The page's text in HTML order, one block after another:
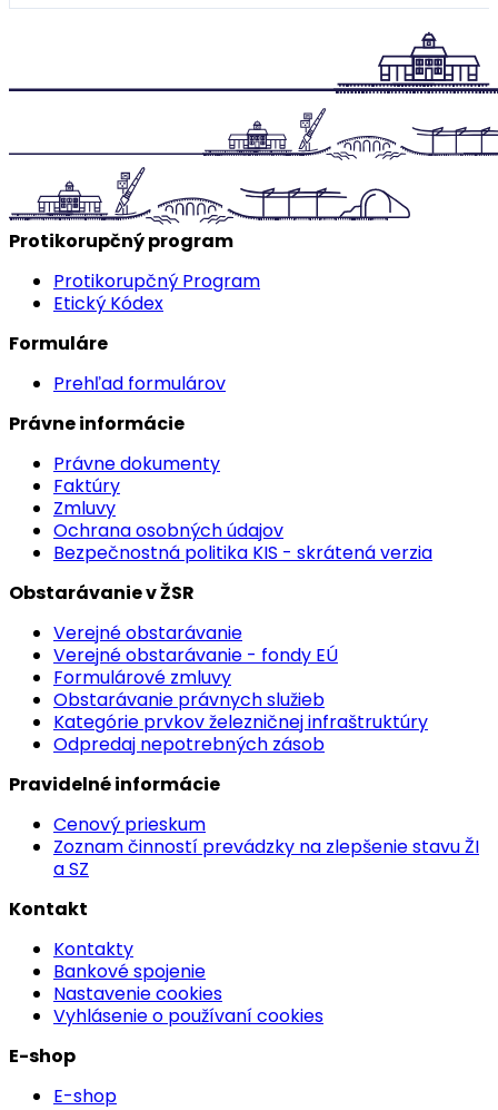
Protikorupčný program
Protikorupčný Program
Etický Kódex
Formuláre
Prehľad formulárov
Právne informácie
Právne dokumenty
Faktúry
Zmluvy
Ochrana osobných údajov
Bezpečnostná politika KIS - skrátená verzia
Obstarávanie v ŽSR
Verejné obstarávanie
Verejné obstarávanie - fondy EÚ
Formulárové zmluvy
Obstarávanie právnych služieb
Kategórie prvkov železničnej infraštruktúry
Odpredaj nepotrebných zásob
Pravidelné informácie
Cenový prieskum
Zoznam činností prevádzky na zlepšenie stavu ŽI
a SZ
Kontakt
Kontakty
Bankové spojenie
Nastavenie cookies
Vyhlásenie o používaní cookies
E-shop
E-shop